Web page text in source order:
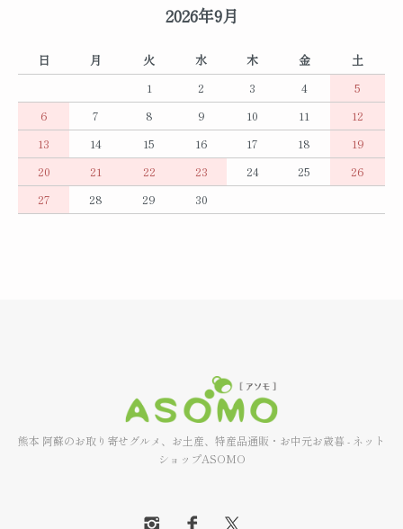
2026年9月
日 月 火 水 木 金
土
1
2 3 4
5
6
7 8 9 10 11
12
13
14 15 16 17 18
19
20
21 22 23 24 25
26
27
28 29 30
熊本 阿蘇のお取り寄せグルメ、お土産、特産品通販・お中元お歳暮 - ネット
ショップASOMO